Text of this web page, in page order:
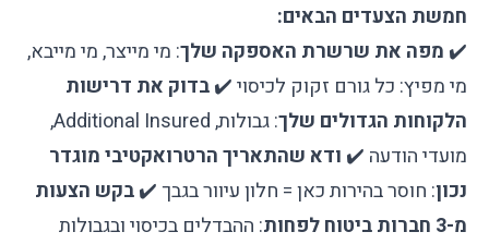
חמשת הצעדים הבאים:
✔️ מפה את שרשרת האספקה שלך: מי מייצר, מי מייבא,
מי מפיץ: כל גורם זקוק לכיסוי ✔️בדוק את דרישות
הלקוחות הגדולים שלך
: גבולות, Additional Insured,
מועדי הודעה ✔️ ודא שהתאריך הרטרואקטיבי מוגדר
נכון: חוסר בהירות כאן = חלון עיוור בגבך ✔️בקש הצעות
מ-3 חברות ביטוח לפחות
: ההבדלים בכיסוי ובגבולות